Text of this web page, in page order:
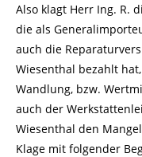
Also klagt Herr Ing. R.
die als
auch die
Wiesenthal bezahlt
Wandlung, bzw.
auch der
Wiesenthal den
Klage mit folgender